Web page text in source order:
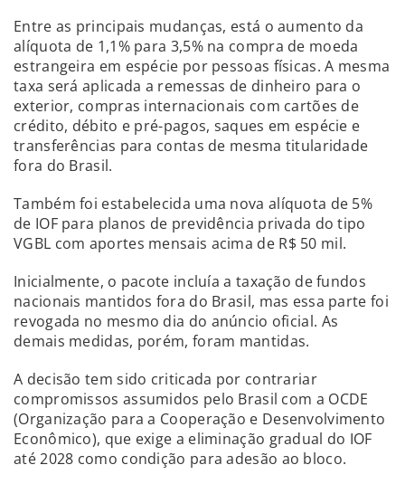
Entre as principais mudanças, está o aumento da
alíquota de 1,1% para 3,5% na compra de moeda
estrangeira em espécie por pessoas físicas. A mesma
taxa será aplicada a remessas de dinheiro para o
exterior, compras internacionais com cartões de
crédito, débito e pré-pagos, saques em espécie e
transferências para contas de mesma titularidade
fora do Brasil.
Também foi estabelecida uma nova alíquota de 5%
de IOF para planos de previdência privada do tipo
VGBL com aportes mensais acima de R$ 50 mil.
Inicialmente, o pacote incluía a taxação de fundos
nacionais mantidos fora do Brasil, mas essa parte foi
revogada no mesmo dia do anúncio oficial. As
demais medidas, porém, foram mantidas.
A decisão tem sido criticada por contrariar
compromissos assumidos pelo Brasil com a OCDE
(Organização para a Cooperação e Desenvolvimento
Econômico), que exige a eliminação gradual do IOF
até 2028 como condição para adesão ao bloco.